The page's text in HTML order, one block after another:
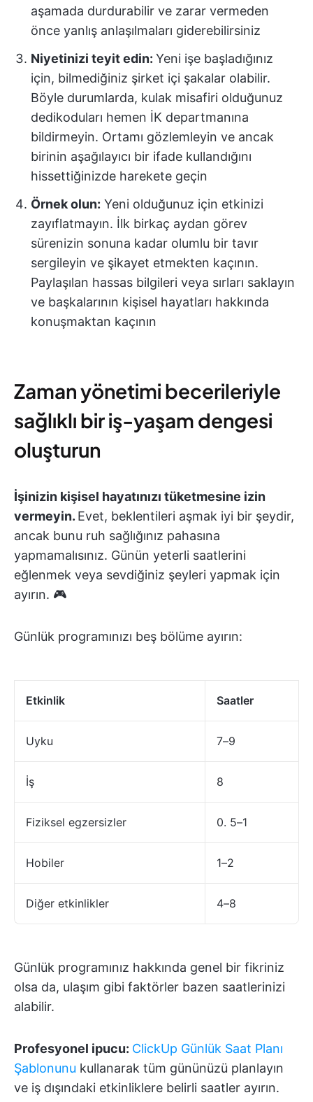
aşamada durdurabilir ve zarar vermeden
önce yanlış anlaşılmaları giderebilirsiniz
Niyetinizi teyit edin: Yeni işe başladığınız
için, bilmediğiniz şirket içi şakalar olabilir.
Böyle durumlarda, kulak misafiri olduğunuz
dedikoduları hemen İK departmanına
bildirmeyin. Ortamı gözlemleyin ve ancak
birinin aşağılayıcı bir ifade kullandığını
hissettiğinizde harekete geçin
Örnek olun: Yeni olduğunuz için etkinizi
zayıflatmayın. İlk birkaç aydan görev
sürenizin sonuna kadar olumlu bir tavır
sergileyin ve şikayet etmekten kaçının.
Paylaşılan hassas bilgileri veya sırları saklayın
ve başkalarının kişisel hayatları hakkında
konuşmaktan kaçının
Zaman yönetimi becerileriyle
sağlıklı bir iş-yaşam dengesi
oluşturun
İşinizin kişisel hayatınızı tüketmesine izin
vermeyin. Evet, beklentileri aşmak iyi bir şeydir,
ancak bunu ruh sağlığınız pahasına
yapmamalısınız. Günün yeterli saatlerini
eğlenmek veya sevdiğiniz şeyleri yapmak için
ayırın. 🎮
Günlük programınızı beş bölüme ayırın:
Etkinlik Saatler
Uyku 7–9
İş 8
Fiziksel egzersizler 0. 5–1
Hobiler 1–2
Diğer etkinlikler 4–8
Günlük programınız hakkında genel bir fikriniz
olsa da, ulaşım gibi faktörler bazen saatlerinizi
alabilir.
Profesyonel ipucu: ClickUp Günlük Saat Planı
Şablonunu kullanarak tüm gününüzü planlayın
ve iş dışındaki etkinliklere belirli saatler ayırın.